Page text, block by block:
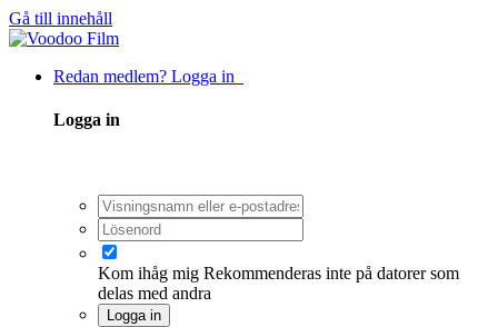
Gå till innehåll
Redan medlem? Logga in
Logga in
Kom ihåg mig Rekommenderas inte på datorer som
delas med andra
Logga in